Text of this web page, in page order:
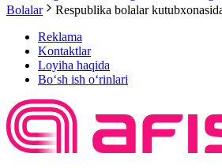
Bolalar
Respublika bolalar
Reklama
Kontaktlar
Loyiha haqida
Bo‘sh ish o‘rinlari